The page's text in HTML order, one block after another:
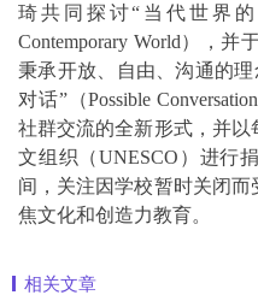
琦共同探讨“当代世界的
Contemporary World），并
秉承开放、自由、沟通的理
对话”（Possible
社群交流的全新形式，并
文组织（UNESCO）进行
间，关注因学校暂时关闭
焦文化和创造力教育。
相关文章